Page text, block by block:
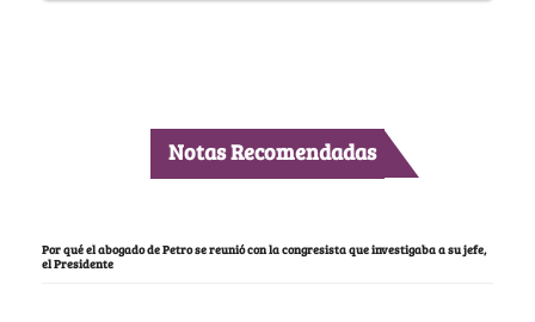
Notas Recomendadas
Por qué el abogado de Petro se reunió con la congresista que investigaba a su jefe,
el Presidente